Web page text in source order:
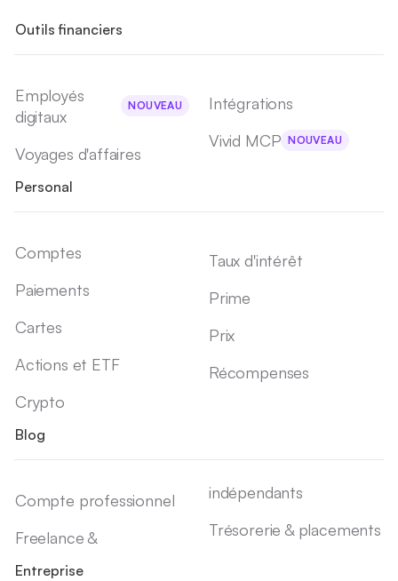
Outils financiers
Employés
digitaux
NOUVEAU
Voyages d'affaires
Intégrations
Vivid MCP NOUVEAU
Personal
Comptes
Paiements
Cartes
Actions et ETF
Crypto
Taux d'intérêt
Prime
Prix
Récompenses
Blog
Compte professionnel
Freelance &
indépendants
Trésorerie & placements
Entreprise